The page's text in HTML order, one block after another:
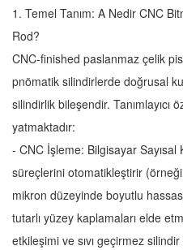
1. Temel Tanım: A Nedir CNC
Rod?
CNC-finished paslanmaz çelik
pnömatik silindirlerde doğrusal
silindirlik bileşendir. Tanımlayıcı
yatmaktadır:
- CNC İşleme: Bilgisayar
süreçlerini otomatikleştirir
mikron düzeyinde boyutlu
tutarlı yüzey kaplamaları elde
etkileşimi ve sıvı geçirmez silindir